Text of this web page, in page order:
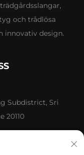
och trådlösa
innovativ design.
Subdistrict, Sri
20110